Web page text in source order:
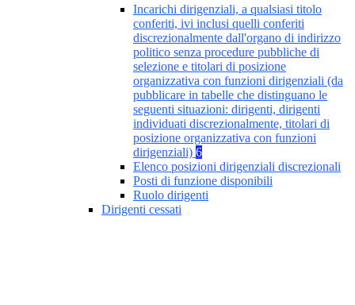
Incarichi dirigenziali, a qualsiasi titolo
conferiti, ivi inclusi quelli conferiti
discrezionalmente dall'organo di indirizzo
politico senza procedure pubbliche di
selezione e titolari di posizione
organizzativa con funzioni dirigenziali (da
pubblicare in tabelle che distinguano le
seguenti situazioni: dirigenti, dirigenti
individuati discrezionalmente, titolari di
posizione organizzativa con funzioni
dirigenziali) 6
Elenco posizioni dirigenziali discrezionali
Posti di funzione disponibili
Ruolo dirigenti
Dirigenti cessati